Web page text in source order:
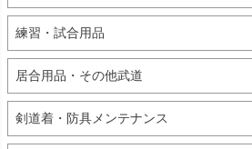
練習・試合用品
居合用品・その他武道
剣道着・防具メンテナンス